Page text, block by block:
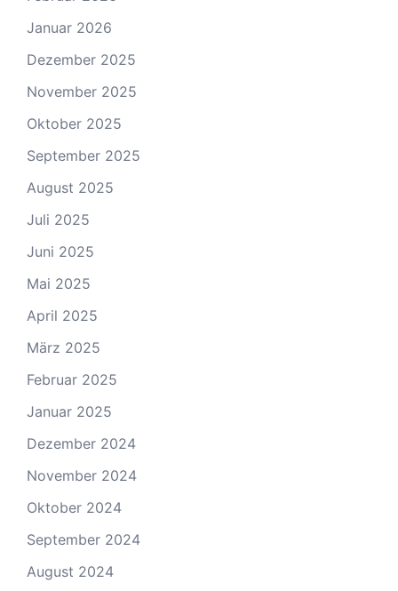
Januar 2026
Dezember 2025
November 2025
Oktober 2025
September 2025
August 2025
Juli 2025
Juni 2025
Mai 2025
April 2025
März 2025
Februar 2025
Januar 2025
Dezember 2024
November 2024
Oktober 2024
September 2024
August 2024